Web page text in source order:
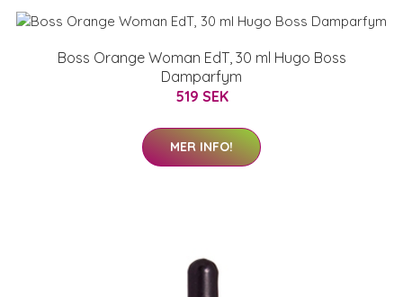
Boss Orange Woman EdT, 30 ml Hugo Boss
Damparfym
519 SEK
MER INFO!